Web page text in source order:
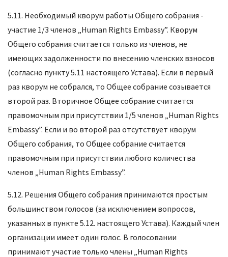
5.11. Необходимый кворум работы Общего собрания -
участие 1/3 членов „Human Rights Embassy”. Кворум
Общего собрания считается только из членов, не
имеющих задолженности по внесению членских взносов
(согласно пункту 5.11 настоящего Устава). Если в первый
раз кворум не собрался, то Общее собрание созывается
второй раз. Вторичное Общее собрание считается
правомочным при присутствии 1/5 членов „Human Rights
Embassy”. Если и во второй раз отсутствует кворум
Общего собрания, то Общее собрание считается
правомочным при присутствии любого количества
членов „Human Rights Embassy”.
5.12. Решения Общего собрания принимаются простым
большинством голосов (за исключением вопросов,
указанных в пункте 5.12. настоящего Устава). Каждый член
организации имеет один голос. В голосовании
принимают участие только члены „Human Rights